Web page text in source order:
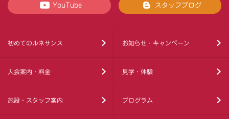
YouTube スタッフブログ
初めてのルネサンス お知らせ・キャンペーン
入会案内・料金 見学・体験
施設・スタッフ案内 プログラム